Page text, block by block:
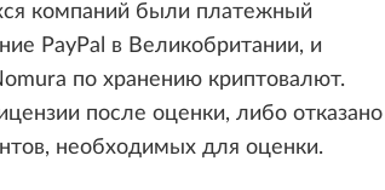
компаний были платежный
PayPal в Великобритании, и
по хранению криптовалют.
после оценки, либо отказано
необходимых для оценки.